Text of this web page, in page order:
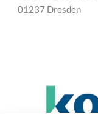
01237 Dresden